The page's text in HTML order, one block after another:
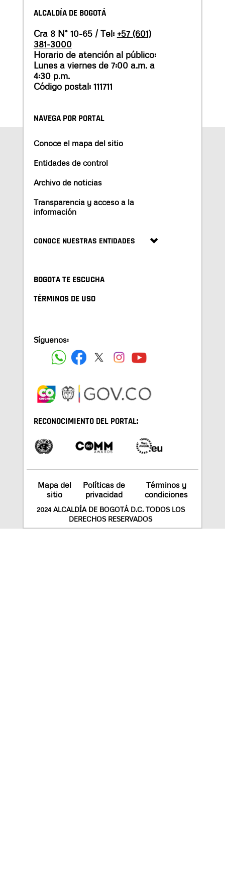
ALCALDÍA DE BOGOTÁ
Cra 8 N° 10-65 / Tel: +57 (601)
381-3000
Horario de atención al público:
Lunes a viernes de 7:00 a.m. a
4:30 p.m.
Código postal: 111711
NAVEGA POR PORTAL
Conoce el mapa del sitio
Entidades de control
Archivo de noticias
Transparencia y acceso a la
información
CONOCE NUESTRAS ENTIDADES
BOGOTA TE ESCUCHA
TÉRMINOS DE USO
Síguenos:
RECONOCIMIENTO DEL PORTAL:
Mapa del
sitio
Políticas de
privacidad
Términos y
condiciones
2024 ALCALDÍA DE BOGOTÁ D.C. TODOS LOS
DERECHOS RESERVADOS